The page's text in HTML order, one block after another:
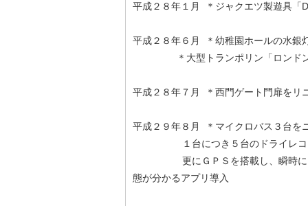
平成２８年１月 ＊ジャクエツ製遊具「
平成２８年６月 ＊幼稚園ホールの水銀
＊大型トランポリン「ロンドン
平成２８年７月 ＊西門ゲート門扉をリ
平成２９年８月 ＊マイクロバス３台を
１台につき５台のドライレコー
更にＧＰＳを搭載し、瞬時にス
態が分かるアプリ導入